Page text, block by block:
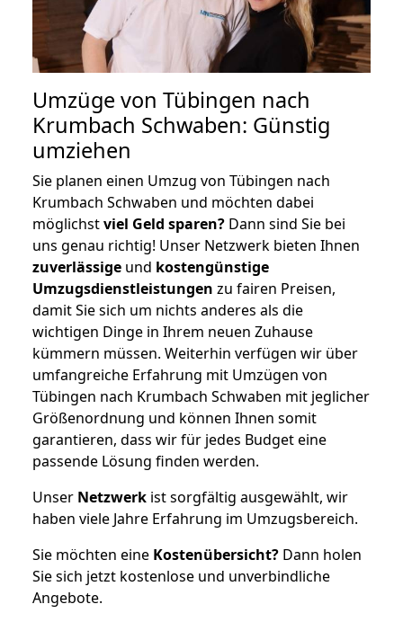
Umzüge von Tübingen nach
Krumbach Schwaben: Günstig
umziehen
Sie planen einen Umzug von Tübingen nach
Krumbach Schwaben und möchten dabei
möglichstviel Geld sparen? Dann sind Sie bei
uns genau richtig! Unser Netzwerk bieten Ihnen
zuverlässige und kostengünstige
Umzugsdienstleistungen zu fairen Preisen,
damit Sie sich um nichts anderes als die
wichtigen Dinge in Ihrem neuen Zuhause
kümmern müssen. Weiterhin verfügen wir über
umfangreiche Erfahrung mit Umzügen von
Tübingen nach Krumbach Schwaben mit jeglicher
Größenordnung und können Ihnen somit
garantieren, dass wir für jedes Budget eine
passende Lösung finden werden.
Unser Netzwerk ist sorgfältig ausgewählt, wir
haben viele Jahre Erfahrung im Umzugsbereich.
Sie möchten eine Kostenübersicht? Dann holen
Sie sich jetzt kostenlose und unverbindliche
Angebote.